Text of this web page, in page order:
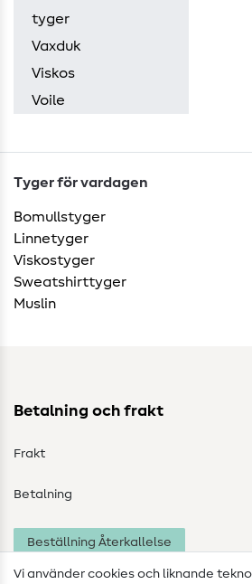
tyger
Vaxduk
Viskos
Voile
Tyger för vardagen
Bomullstyger
Linnetyger
Viskostyger
Sweatshirttyger
Muslin
Betalning och frakt
Frakt
Betalning
Beställning Återkallelse
Vi använder cookies och liknande